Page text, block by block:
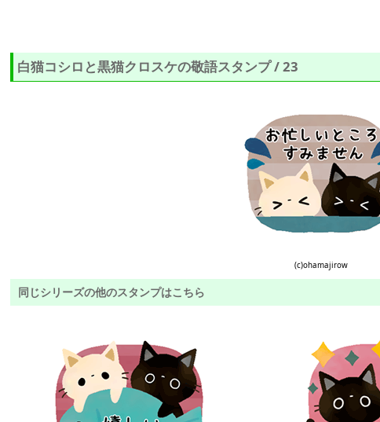
白猫コシロと黒猫クロスケの敬語スタンプ / 23
(c)ohamajirow
同じシリーズの他のスタンプはこちら